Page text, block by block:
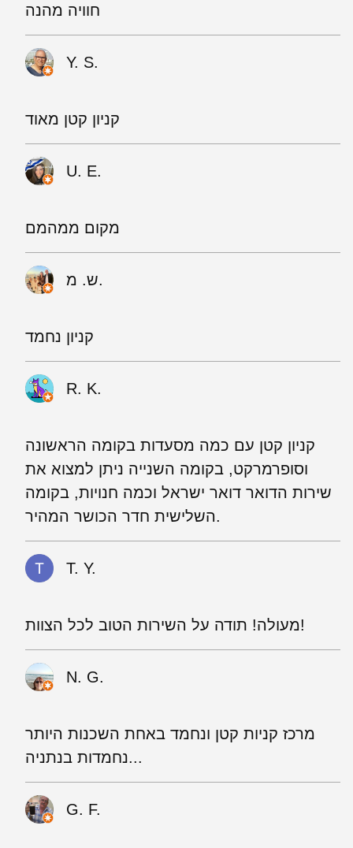
חוויה מהנה
Y. S.
קניון קטן מאוד
U. E.
מקום ממהמם
ש. מ.
קניון נחמד
R. K.
קניון קטן עם כמה מסעדות בקומה הראשונה
וסופרמרקט, בקומה השנייה ניתן למצוא את
שירות הדואר דואר ישראל וכמה חנויות, בקומה
השלישית חדר הכושר המהיר.
T. Y.
מעולה! תודה על השירות הטוב לכל הצוות!
N. G.
מרכז קניות קטן ונחמד באחת השכנות היותר
נחמדות בנתניה...
G. F.